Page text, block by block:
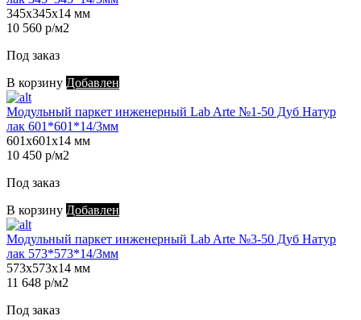
345х345х14 мм
10 560 р/м2
Под заказ
В корзину Добавлен
Модульный паркет инженерный Lab Arte №1-50 Дуб Натур
лак 601*601*14/3мм
601х601х14 мм
10 450 р/м2
Под заказ
В корзину Добавлен
Модульный паркет инженерный Lab Arte №3-50 Дуб Натур
лак 573*573*14/3мм
573х573х14 мм
11 648 р/м2
Под заказ